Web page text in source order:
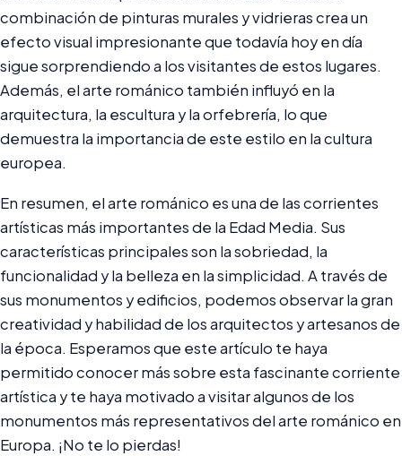
combinación de pinturas murales y vidrieras crea un
efecto visual impresionante que todavía hoy en día
sigue sorprendiendo a los visitantes de estos lugares.
Además, el arte románico también influyó en la
arquitectura, la escultura y la orfebrería, lo que
demuestra la importancia de este estilo en la cultura
europea.
En resumen, el arte románico es una de las corrientes
artísticas más importantes de la Edad Media. Sus
características principales son la sobriedad, la
funcionalidad y la belleza en la simplicidad. A través de
sus monumentos y edificios, podemos observar la gran
creatividad y habilidad de los arquitectos y artesanos de
la época. Esperamos que este artículo te haya
permitido conocer más sobre esta fascinante corriente
artística y te haya motivado a visitar algunos de los
monumentos más representativos del arte románico en
Europa. ¡No te lo pierdas!